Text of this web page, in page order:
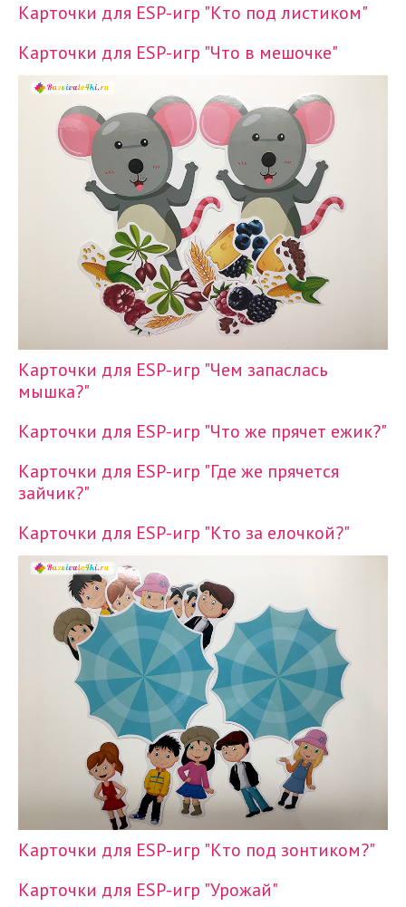
Карточки для ESP-игр "Кто под листиком"
Карточки для ESP-игр "Что в мешочке"
Карточки для ESP-игр "Чем запаслась
мышка?"
Карточки для ESP-игр "Что же прячет ежик?"
Карточки для ESP-игр "Где же прячется
зайчик?"
Карточки для ESP-игр "Кто за елочкой?"
Карточки для ESP-игр "Кто под зонтиком?"
Карточки для ESP-игр "Урожай"